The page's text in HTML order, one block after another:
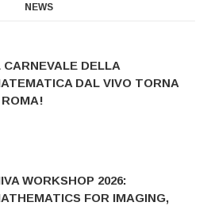
NEWS
CARNEVALE DELLA
DAL VIVO TORNA
ROMA!
WORKSHOP 2026:
FOR IMAGING,